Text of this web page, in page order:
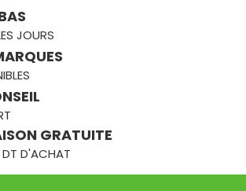
JOURS
GRATUITE
D'ACHAT